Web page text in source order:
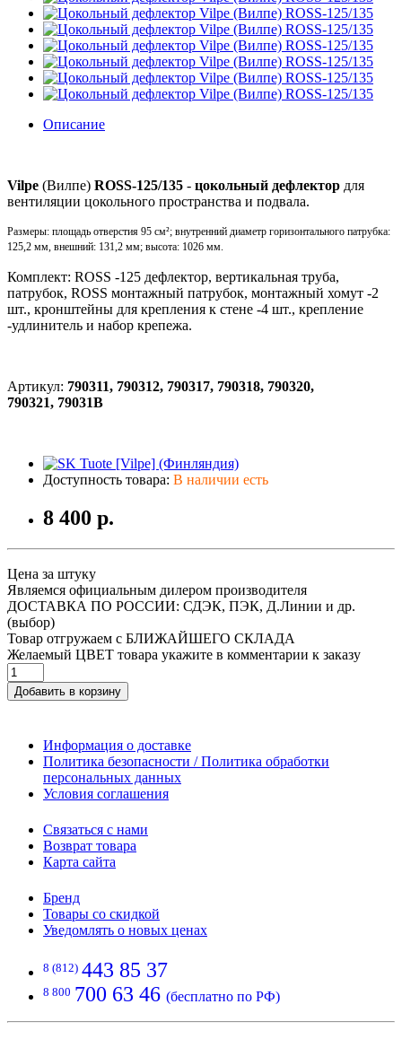
Описание
Vilpe (Вилпе) ROSS-125/135 - цокольный дефлектор для
вентиляции цокольного пространства и подвала.
Размеры: площадь отверстия 95 см²; внутренний диаметр горизонтального патрубка:
125,2 мм, внешний: 131,2 мм; высота: 1026 мм.
Комплект: ROSS -125 дефлектор, вертикальная труба,
патрубок, ROSS монтажный патрубок, монтажный хомут -2
шт., кронштейны для крепления к стене -4 шт., крепление
-удлинитель и набор крепежа.
Артикул: 790311, 790312, 790317, 790318, 790320,
790321, 79031B
Доступность товара: В наличии есть
8 400 р.
Цена за штуку
Являемся официальным дилером производителя
ДОСТАВКА ПО РОССИИ: СДЭК, ПЭК, Д.Линии и др.
(выбор)
Товар отгружаем с БЛИЖАЙШЕГО СКЛАДА
Желаемый ЦВЕТ товара укажите в комментарии к заказу
Добавить в корзину
Информация о доставке
Политика безопасности / Политика обработки
персональных данных
Условия соглашения
Связаться с нами
Возврат товара
Карта сайта
Бренд
Товары со скидкой
Уведомлять о новых ценах
8 (812) 443 85 37
8 800 700 63 46 (бесплатно по РФ)